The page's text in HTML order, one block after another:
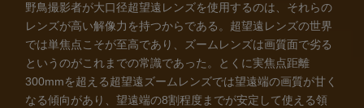
野鳥撮影者が大口径超望遠レンズを使用するのは、それらの
レンズが高い解像力を持つからである。超望遠レンズの世界
では単焦点こそが至高であり、ズームレンズは画質面で劣る
というのがこれまでの常識であった。とくに実焦点距離
300mmを超える超望遠ズームレンズでは望遠端の画質が甘く
なる傾向があり、望遠端の8割程度までが安定して使える領